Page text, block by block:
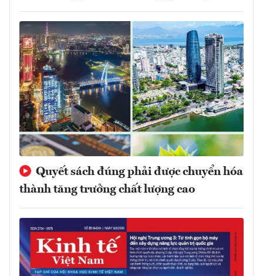
Quyết sách đúng phải được chuyển hóa
thành tăng trưởng chất lượng cao